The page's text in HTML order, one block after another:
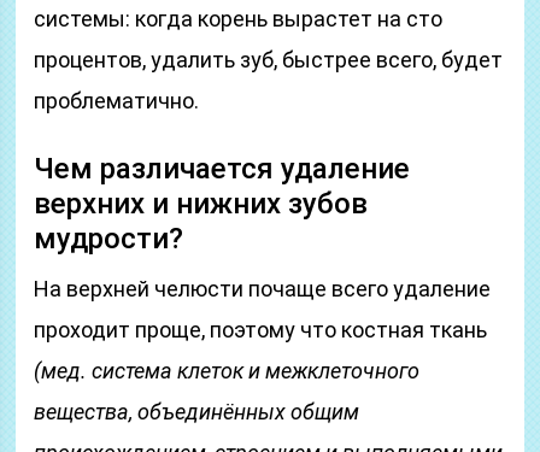
системы: когда корень вырастет на сто
процентов, удалить зуб, быстрее всего, будет
проблематично.
Чем различается удаление
верхних и нижних зубов
мудрости?
На верхней челюсти почаще всего удаление
проходит проще, поэтому что костная ткань
(мед. система клеток и межклеточного
вещества, объединённых общим